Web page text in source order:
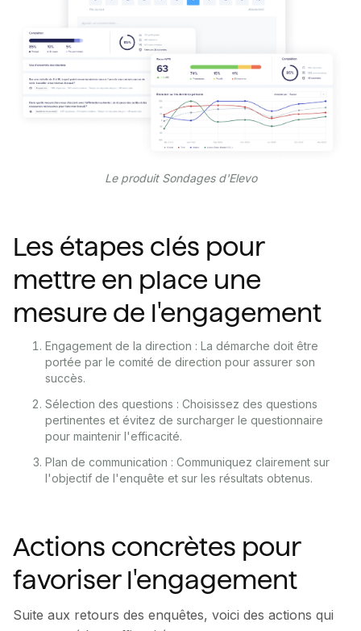
Le produit Sondages d'Elevo
Les étapes clés pour
mettre en place une
mesure de l'engagement
Engagement de la direction : La démarche doit être
portée par le comité de direction pour assurer son
succès.
Sélection des questions : Choisissez des questions
pertinentes et évitez de surcharger le questionnaire
pour maintenir l'efficacité.
Plan de communication : Communiquez clairement sur
l'objectif de l'enquête et sur les résultats obtenus.
Actions concrètes pour
favoriser l'engagement
Suite aux retours des enquêtes, voici des actions qui